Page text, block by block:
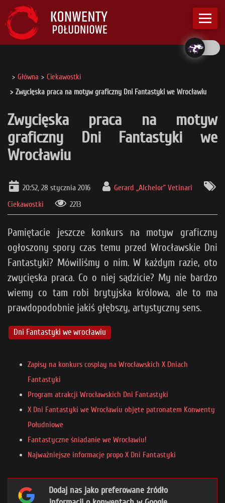
Główna
Ciekawostki
Zwycięska praca na motyw graficzny Dni Fantastyki we Wrocławiu
Zwycięska praca na motyw
graficzny Dni Fantastyki we
Wrocławiu
20:52, 28 stycznia 2016
Gerard „Alchelor” Vetinari
Ciekawostki
2213
Pamiętacie jeszcze konkurs na motyw graficzny
ogłoszony spory czas temu przed Wrocławskie Dni
Fantastyki? Mówiliśmy o nim. W każdym razie, oto
zwycięska praca. Co o niej sądzicie? My nie bardzo
wiemy co tam robi brytyjska królowa, ale to ma
prawdopodobnie jakiś głębszy, artystyczny sens.
Dni Fantastyki we wrocławiu
Zapisy na konkurs cosplay na Wrocławskich X Dniach
Fantastyki
Program atrakcji Wrocławskich Dni Fantastyki
X Dni Fantastyki we Wrocławiu objęte patronatem Konwenty
Południowe
Fantastyczne śniadanie we Wrocławiu!
Najważniejsze informacje propo X Dni Fantastyki
Dodaj nas jako preferowane źródło